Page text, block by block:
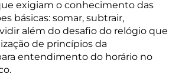
exigiam o conhecimento das
básicas: somar, subtrair,
além do desafio do relógio que
de princípios da
entendimento do horário no